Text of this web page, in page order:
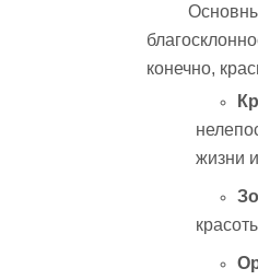
конечно,
жизни